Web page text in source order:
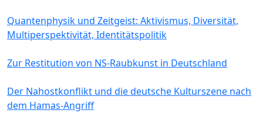
Quantenphysik und Zeitgeist: Aktivismus, Diversität,
Multiperspektivität, Identitätspolitik
Zur Restitution von NS-Raubkunst in Deutschland
Der Nahostkonflikt und die deutsche Kulturszene nach
dem Hamas-Angriff